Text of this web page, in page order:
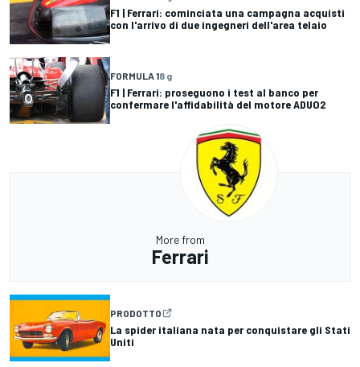
F1 | Ferrari: cominciata una campagna acquisti
con l'arrivo di due ingegneri dell'area telaio
FORMULA 18 g
F1 | Ferrari: proseguono i test al banco per
confermare l'affidabilità del motore ADUO2
More from
Ferrari
PRODOTTO
La spider italiana nata per conquistare gli Stati
Uniti